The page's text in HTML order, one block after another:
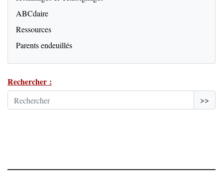
ABCdaire
Ressources
Parents endeuillés
Rechercher :
>>